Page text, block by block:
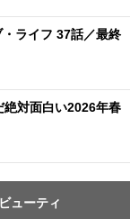
・ライフ 37話／最終
絶対面白い2026年春
ビューティ